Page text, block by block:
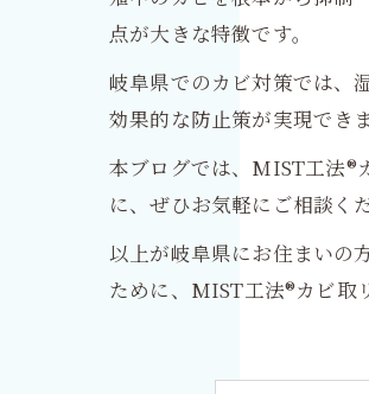
点が大きな特徴です。
岐阜県でのカビ対策では、
効果的な防止策が実現でき
本ブログでは、MIST工法®
に、ぜひお気軽にご相談く
以上が岐阜県にお住まいの
ために、MIST工法®カビ取